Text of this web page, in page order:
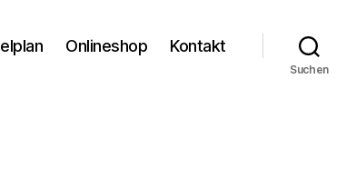
Onlineshop Kontakt
Suchen